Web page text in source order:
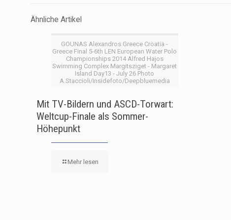
Ähnliche Artikel
GOUNAS Alexandros Greece Croatia -
Greece Final 5-6th LEN European Water Polo
Championships 2014 Alfred Hajos
Swimming Complex Margitsziget - Margaret
Island Day13 - July 26 Photo
A.Staccioli/Insidefoto/Deepbluemedia
Mit TV-Bildern und ASCD-Torwart:
Weltcup-Finale als Sommer-
Höhepunkt
Mehr lesen